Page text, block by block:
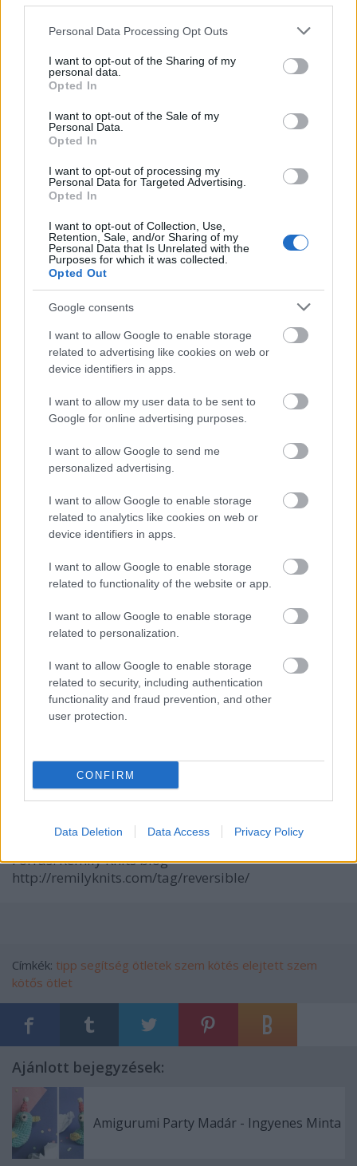
Please note that this website/app uses one or more Google
not limited to your visit or usage behaviour. You may click to
grant or deny consent to Google and its third-party tags to
use your data for below specified purposes in below Google
consent section.
Personal Data Processing Opt Outs
I want to opt-out of the Sharing of my
personal data.
Opted In
I want to opt-out of the Sale of my
Personal Data.
Opted In
I want to opt-out of processing my
Personal Data for Targeted Advertising.
Opted In
I want to opt-out of Collection, Use,
Retention, Sale, and/or Sharing of my
Personal Data that Is Unrelated with the
Purposes for which it was collected.
Opted Out
Google consents
I want to allow Google to enable storage
related to advertising like cookies on web or
device identifiers in apps.
I want to allow my user data to be sent to
Google for online advertising purposes.
I want to allow Google to send me
personalized advertising.
I want to allow Google to enable storage
related to analytics like cookies on web or
device identifiers in apps.
I want to allow Google to enable storage
related to functionality of the website or app.
I want to allow Google to enable storage
related to personalization.
I want to allow Google to enable storage
related to security, including authentication
functionality and fraud prevention, and other
user protection.
CONFIRM
Data Deletion Data Access Privacy Policy
Sajna nem találtam forrást. Pinterest közkincs.
Sajna nincs forrás. Pinterest közkincs.
Forrás: Remily Knits blog
http://remilyknits.com/tag/reversible/
Címkék: tipp segítség ötletek szem kötés elejtett szem
kötős ötlet
Ajánlott bejegyzések:
Amigurumi Party Madár - Ingyenes Minta